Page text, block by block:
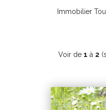
Immobilier
Voir de 1 à 2